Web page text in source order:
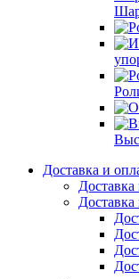
Доставка и
Доставка